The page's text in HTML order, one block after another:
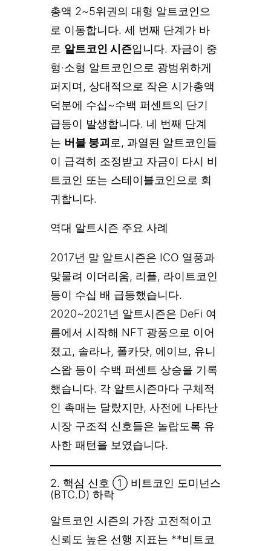
총액 2~5위권의 대형 알트코인으
로 이동합니다. 세 번째 단계가 바
로 알트코인 시즌입니다. 자금이 중
형·소형 알트코인으로 광범위하게
퍼지며, 상대적으로 작은 시가총액
덕분에 수십~수백 퍼센트의 단기
급등이 발생합니다. 네 번째 단계
는 버블 붕괴 로, 과열된 알트코인들
이 급격히 조정받고 자금이 다시 비
트코인 또는 스테이블코인으로 회
귀합니다.
역대 알트시즌 주요 사례
2017년 말 알트시즌은 ICO 열풍과
맞물려 이더리움, 리플, 라이트코인
등이 수십 배 급등했습니다.
2020~2021년 알트시즌은 DeFi 여
름에서 시작해 NFT 광풍으로 이어
졌고, 솔라나, 폴카닷, 에이브, 유니
스왑 등이 수백 퍼센트 상승을 기록
했습니다. 각 알트시즌마다 구체적
인 촉매는 달랐지만, 사전에 나타난
시장 구조적 신호들은 놀랍도록 유
사한 패턴을 보였습니다.
2. 핵심 신호 ① 비트코인 도미넌스
(BTC.D) 하락
알트코인 시즌의 가장 고전적이고
신뢰도 높은 선행 지표는 **비트코